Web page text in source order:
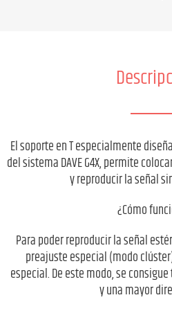
El soporte en T especialmente
del sistema DAVE G4X, permite
y reproducir la señal
¿Cómo
Para poder reproducir la señal
preajuste especial (modo
especial. De este modo, se
y una mayor